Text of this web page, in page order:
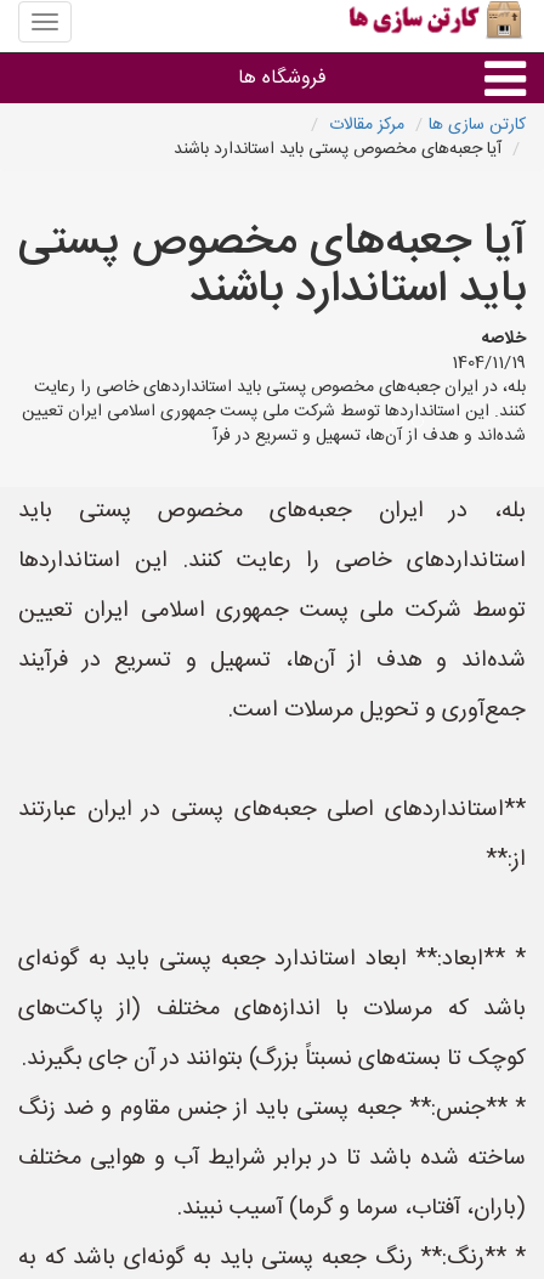
منوی
سایت
سازی
فروشگاه ها
کارتن جعبه
سایر گروه ها
فروشنده های کارتن جعبه
کارتن سازی ها
مرکز مقالات
آیا جعبه‌های مخصوص پستی باید استاندارد باشند
آیا جعبه‌های مخصوص پستی
باید استاندارد باشند
خلاصه
1404/11/19
بله، در ایران جعبه‌های مخصوص پستی باید استانداردهای خاصی را رعایت
کنند. این استانداردها توسط شرکت ملی پست جمهوری اسلامی ایران تعیین
شده‌اند و هدف از آن‌ها، تسهیل و تسریع در فرآ
بله، در ایران جعبه‌های مخصوص پستی باید
استانداردهای خاصی را رعایت کنند. این استانداردها
توسط شرکت ملی پست جمهوری اسلامی ایران تعیین
شده‌اند و هدف از آن‌ها، تسهیل و تسریع در فرآیند
جمع‌آوری و تحویل مرسلات است.
**استانداردهای اصلی جعبه‌های پستی در ایران عبارتند
از:**
* **ابعاد:** ابعاد استاندارد جعبه پستی باید به گونه‌ای
باشد که مرسلات با اندازه‌های مختلف (از پاکت‌های
کوچک تا بسته‌های نسبتاً بزرگ) بتوانند در آن جای بگیرند.
* **جنس:** جعبه پستی باید از جنس مقاوم و ضد زنگ
ساخته شده باشد تا در برابر شرایط آب و هوایی مختلف
(باران، آفتاب، سرما و گرما) آسیب نبیند.
* **رنگ:** رنگ جعبه پستی باید به گونه‌ای باشد که به